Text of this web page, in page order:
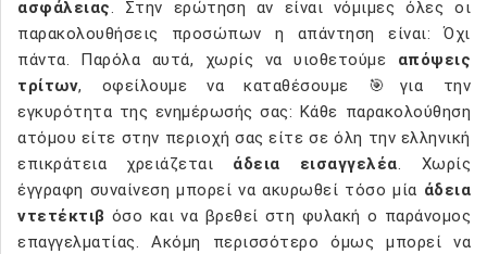
ασφάλειας. Στην ερώτηση αν είναι νόμιμες όλες οι
παρακολουθήσεις προσώπων η απάντηση είναι: Όχι
πάντα. Παρόλα αυτά, χωρίς να υιοθετούμε απόψεις
τρίτων, οφείλουμε να καταθέσουμε 🎯για την
εγκυρότητα της ενημέρωσής σας: Κάθε παρακολούθηση
ατόμου είτε στην περιοχή σας είτε σε όλη την ελληνική
επικράτεια χρειάζεται άδεια εισαγγελέα. Χωρίς
έγγραφη συναίνεση μπορεί να ακυρωθεί τόσο μία άδεια
ντετέκτιβ όσο και να βρεθεί στη φυλακή ο παράνομος
επαγγελματίας. Ακόμη περισσότερο όμως μπορεί να